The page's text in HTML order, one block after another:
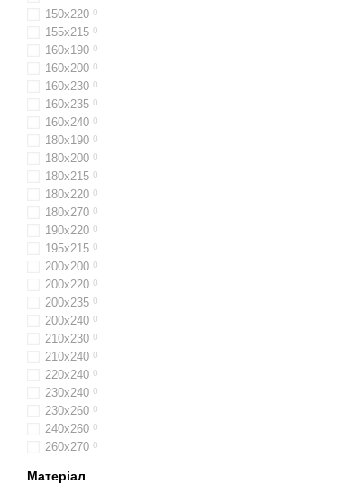
150x220 0
155х215 0
160х190 0
160х200 0
160х230 0
160x235 0
160х240 0
180x190 0
180x200 0
180x215 0
180х220 0
180х270 0
190х220 0
195х215 0
200x200 0
200x220 0
200x235 0
200х240 0
210х230 0
210х240 0
220x240 0
230х240 0
230x260 0
240x260 0
260х270 0
Матеріал